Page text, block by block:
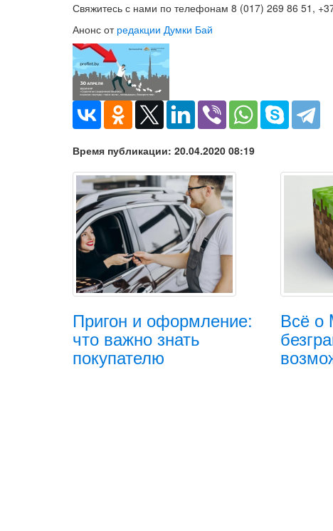
Свяжитесь с нами по телефонам 8 (017) 269 86 51,
Анонс от редакции Думки Бай
Время публикации: 20.04.2020 08:19
Пригон и оформление:
что важно знать
покупателю
Всё о